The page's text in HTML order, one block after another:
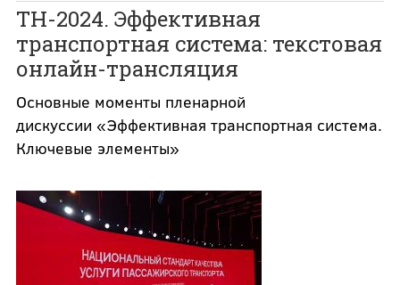
ТН-2024. Эффективная
транспортная система: текстовая
онлайн-трансляция
Основные моменты пленарной
дискуссии «Эффективная транспортная система.
Ключевые элементы»